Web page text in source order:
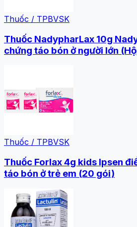
Thuốc / TPBVSK
Thuốc NadypharLax 10g
chứng táo bón ở người lớn
Thuốc / TPBVSK
Thuốc Forlax 4g kids Ipsen
táo bón ở trẻ em (20 gói)